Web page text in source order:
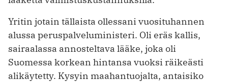
Yritin jotain tällaista ollessani vuosituhannen
alussa peruspalveluministeri. Oli eräs kallis,
sairaalassa annosteltava lääke, joka oli
Suomessa korkean hintansa vuoksi räikeästi
alikäytetty. Kysyin maahantuojalta, antaisiko